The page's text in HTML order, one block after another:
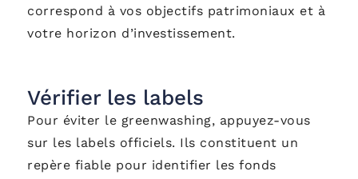
correspond à vos objectifs patrimoniaux et à
votre horizon d’investissement.
Vérifier les labels
Pour éviter le greenwashing, appuyez-vous
sur les labels officiels. Ils constituent un
repère fiable pour identifier les fonds